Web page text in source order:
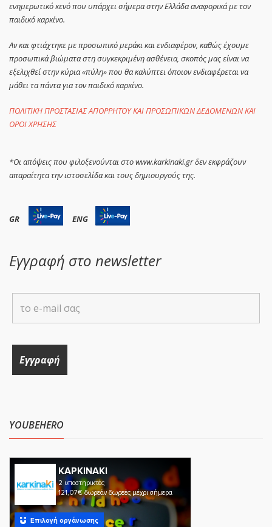
ενημερωτικό κενό που υπάρχει σήμερα στην Ελλάδα αναφορικά με τον
παιδικό καρκίνο.
Αν και φτιάχτηκε με προσωπικό μεράκι και ενδιαφέρον, καθώς έχουμε
προσωπικά βιώματα στη συγκεκριμένη ασθένεια, σκοπός μας είναι να
εξελιχθεί στην κύρια «πύλη» που θα καλύπτει όποιον ενδιαφέρεται να
μάθει τα πάντα για τον παιδικό καρκίνο.
ΠΟΛΙΤΙΚΗ ΠΡΟΣΤΑΣΙΑΣ ΑΠΟΡΡΗΤΟΥ ΚΑΙ ΠΡΟΣΩΠΙΚΩΝ ΔΕΔΟΜΕΝΩΝ ΚΑΙ
ΟΡΟΙ ΧΡΗΣΗΣ
*Οι απόψεις που φιλοξενούνται στο www.karkinaki.gr δεν εκφράζουν
απαραίτητα την ιστοσελίδα και τους δημιουργούς της.
GR ENG
Εγγραφή στο newsletter
YOUBEHERO